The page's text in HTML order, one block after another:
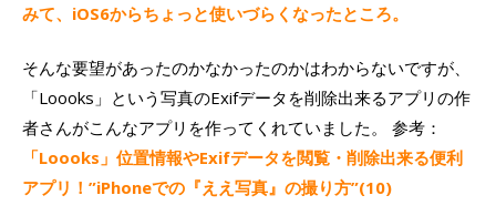
みて、iOS6からちょっと使いづらくなったところ。
そんな要望があったのかなかったのかはわからないですが、
「Loooks」という写真のExifデータを削除出来るアプリの作
者さんがこんなアプリを作ってくれていました。 参考：
「Loooks」位置情報やExifデータを閲覧・削除出来る便利
アプリ！”iPhoneでの『ええ写真』の撮り方”(10)